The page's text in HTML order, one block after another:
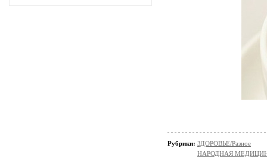
Рубрики: ЗДОРОВЬЕ/Разное
НАРОДНАЯ